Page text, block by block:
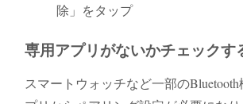
除」をタップ
専用アプリがないかチェックす
スマートウォッチなど一部の